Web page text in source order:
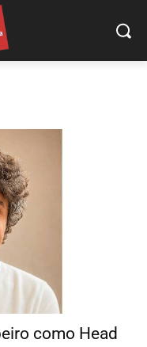
como Head